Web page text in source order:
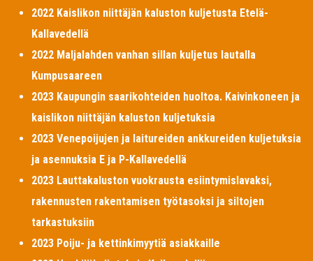
2022 Kaislikon niittäjän kaluston kuljetusta Etelä-
Kallavedellä
2022 Maljalahden vanhan sillan kuljetus lautalla
Kumpusaareen
2023 Kaupungin saarikohteiden huoltoa. Kaivinkoneen ja
kaislikon niittäjän kaluston kuljetuksia
2023 Venepoijujen ja laitureiden ankkureiden kuljetuksia
ja asennuksia E ja P-Kallavedellä
2023 Lauttakaluston vuokrausta esiintymislavaksi,
rakennusten rakentamisen työtasoksi ja siltojen
tarkastuksiin
2023 Poiju- ja kettinkimyytiä asiakkaille